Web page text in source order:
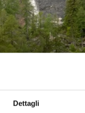
Dettagli
condurrà prima alla